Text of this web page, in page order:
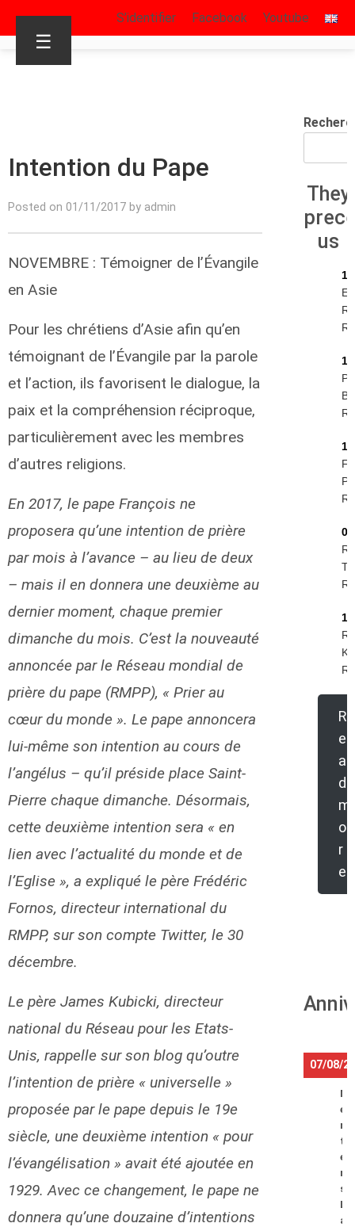
S’identifier Facebook Youtube
☰
Intention du Pape
Posted on 01/11/2017 by admin
NOVEMBRE : Témoigner de l’Évangile
en Asie
Pour les chrétiens d’Asie afin qu’en
témoignant de l’Évangile par la parole
et l’action, ils favorisent le dialogue, la
paix et la compréhension réciproque,
particulièrement avec les membres
d’autres religions.
En 2017, le pape François ne
proposera qu’une intention de prière
par mois à l’avance – au lieu de deux
– mais il en donnera une deuxième au
dernier moment, chaque premier
dimanche du mois. C’est la nouveauté
annoncée par le Réseau mondial de
prière du pape (RMPP), « Prier au
cœur du monde ». Le pape annoncera
lui-même son intention au cours de
l’angélus – qu’il préside place Saint-
Pierre chaque dimanche. Désormais,
cette deuxième intention sera « en
lien avec l’actualité du monde et de
l’Eglise », a expliqué le père Frédéric
Fornos, directeur international du
RMPP, sur son compte Twitter, le 30
décembre.
Le père James Kubicki, directeur
national du Réseau pour les Etats-
Unis, rappelle sur son blog qu’outre
l’intention de prière « universelle »
proposée par le pape depuis le 19e
siècle, une deuxième intention « pour
l’évangélisation » avait été ajoutée en
1929. Avec ce changement, le pape ne
donnera qu’une douzaine d’intentions
They
us
R
e
a
d
m
o
r
e
07/08/
M
e
r
t
e
n
s
L
a